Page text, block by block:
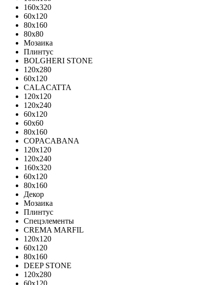
160x320
60x120
80x160
80x80
Мозаика
Плинтус
BOLGHERI STONE
120x280
60x120
CALACATTA
120x120
120x240
60x120
60x60
80x160
COPACABANA
120x120
120x240
160x320
60x120
80x160
Декор
Мозаика
Плинтус
Спецэлементы
CREMA MARFIL
120x120
60x120
80x160
DEEP STONE
120х280
60х120